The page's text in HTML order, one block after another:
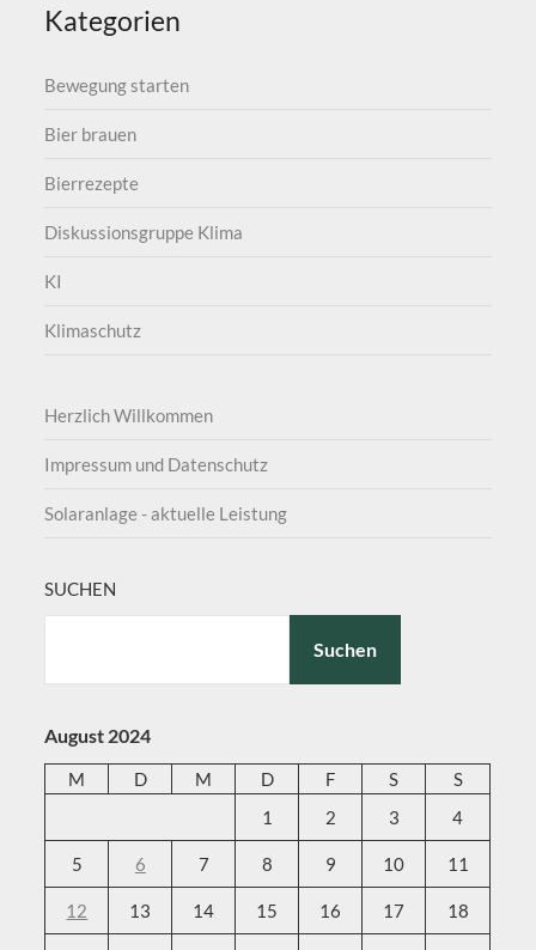
Kategorien
Bewegung starten
Bier brauen
Bierrezepte
Diskussionsgruppe Klima
KI
Klimaschutz
Herzlich Willkommen
Impressum und Datenschutz
Solaranlage - aktuelle Leistung
SUCHEN
Suchen
August 2024
M D M D F S
S
1
2 3 4
5 6 7 8 9 10 11
12 13 14 15 16 17 18